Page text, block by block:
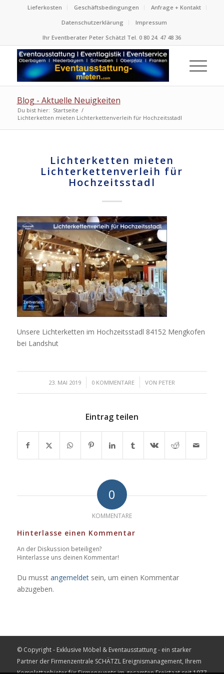
Lieferkosten Geschäftsbedingungen
Anfrage + Kontakt
Datenschutzerklärung
Impressum
Ihr Eventberater Peter Schätzl Tel. 0 80 24. 47 48 36
Blog - Aktuelle Neuigkeiten
Du bist hier: Startseite /
Lichterketten mieten Lichterkettenverleih für Hochzeitsstadl
Lichterketten mieten
Lichterkettenverleih für
Hochzeitsstadl
Unsere Lichterketten im Hochzeitsstadl 84152 Mengkofen
bei Landshut
23. MAI 2019
/ 0 KOMMENTARE
/ VON PETER
Eintrag teilen
0
KOMMENTARE
Hinterlasse einen Kommentar
An der Diskussion beteiligen?
Hinterlasse uns deinen Kommentar!
Du musst angemeldetsein, um einen Kommentar
abzugeben.
© Copyright - Exklusive Möbel & Eventausstattung - ein starker
Partner der Firmenzentrale SCHÄTZL Ereignismanagement, Ihrem